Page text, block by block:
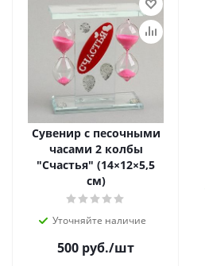
Сувенир с песочными
часами 2 колбы
"Счастья" (14×12×5,5
см)
Уточняйте наличие
500 руб./шт